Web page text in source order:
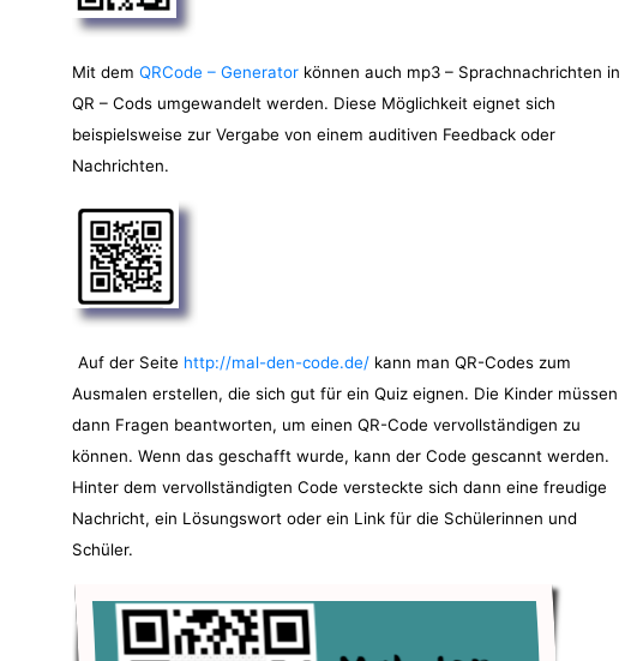
Mit dem QRCode – Generator können auch mp3 – Sprachnachrichten in
QR – Cods umgewandelt werden. Diese Möglichkeit eignet sich
beispielsweise zur Vergabe von einem auditiven Feedback oder
Nachrichten.
Auf der Seite http://mal-den-code.de/ kann man QR-Codes zum
Ausmalen erstellen, die sich gut für ein Quiz eignen. Die Kinder müssen
dann Fragen beantworten, um einen QR-Code vervollständigen zu
können. Wenn das geschafft wurde, kann der Code gescannt werden.
Hinter dem vervollständigten Code versteckte sich dann eine freudige
Nachricht, ein Lösungswort oder ein Link für die Schülerinnen und
Schüler.